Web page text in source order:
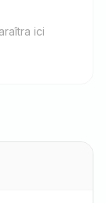
ici